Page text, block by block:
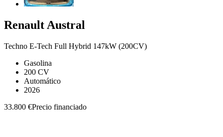
Renault Austral
Techno E-Tech Full Hybrid 147kW (200CV)
Gasolina
200 CV
Automático
2026
33.800 €Precio financiado